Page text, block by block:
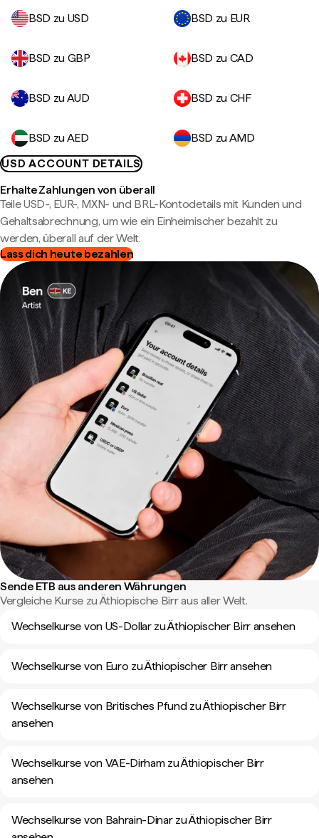
BSD zu USD
BSD zu EUR
BSD zu GBP BSD zu CAD
BSD zu AUD BSD zu CHF
BSD zu AED
BSD zu AMD
USD ACCOUNT DETAILS
Erhalte Zahlungen von überall
Teile USD-, EUR-, MXN- und BRL-Kontodetails mit Kunden und
Gehaltsabrechnung, um wie ein Einheimischer bezahlt zu
werden, überall auf der Welt.
Lass dich heute bezahlen
Sende ETB aus anderen Währungen
Vergleiche Kurse zu Äthiopische Birr aus aller Welt.
Wechselkurse von US-Dollar zu Äthiopischer Birr ansehen
Wechselkurse von Euro zu Äthiopischer Birr ansehen
Wechselkurse von Britisches Pfund zu Äthiopischer Birr
ansehen
Wechselkurse von VAE-Dirham zu Äthiopischer Birr
ansehen
Wechselkurse von Bahrain-Dinar zu Äthiopischer Birr